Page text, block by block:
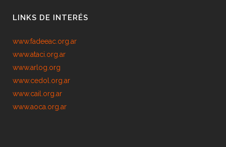
LINKS DE INTERÉS
www.fadeeac.org.ar
www.ataci.org.ar
www.arlog.org
www.cedol.org.ar
www.cail.org.ar
www.aoca.org.ar